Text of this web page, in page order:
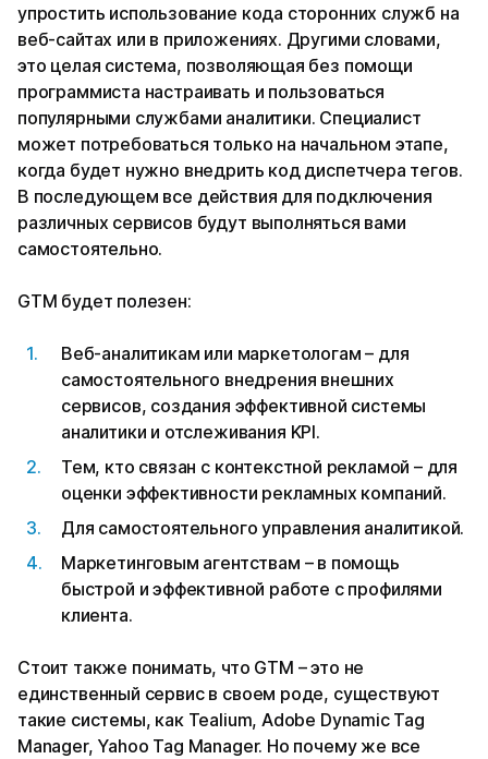
упростить использование кода сторонних служб на
веб-сайтах или в приложениях. Другими словами,
это целая система, позволяющая без помощи
программиста настраивать и пользоваться
популярными службами аналитики. Специалист
может потребоваться только на начальном этапе,
когда будет нужно внедрить код диспетчера тегов.
В последующем все действия для подключения
различных сервисов будут выполняться вами
самостоятельно.
GTM будет полезен:
Веб-аналитикам или маркетологам – для
самостоятельного внедрения внешних
сервисов, создания эффективной системы
аналитики и отслеживания KPI.
Тем, кто связан с контекстной рекламой – для
оценки эффективности рекламных компаний.
Для самостоятельного управления аналитикой.
Маркетинговым агентствам – в помощь
быстрой и эффективной работе с профилями
клиента.
Стоит также понимать, что GTM – это не
единственный сервис в своем роде, существуют
такие системы, как Tealium, Adobe Dynamic Tag
Manager, Yahoo Tag Manager. Но почему же все